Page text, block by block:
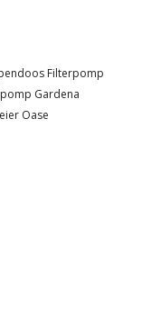
Filterpomp
Gardena
Oase